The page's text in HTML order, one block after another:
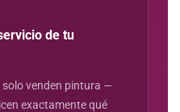
de tu
venden pintura —
exactamente qué